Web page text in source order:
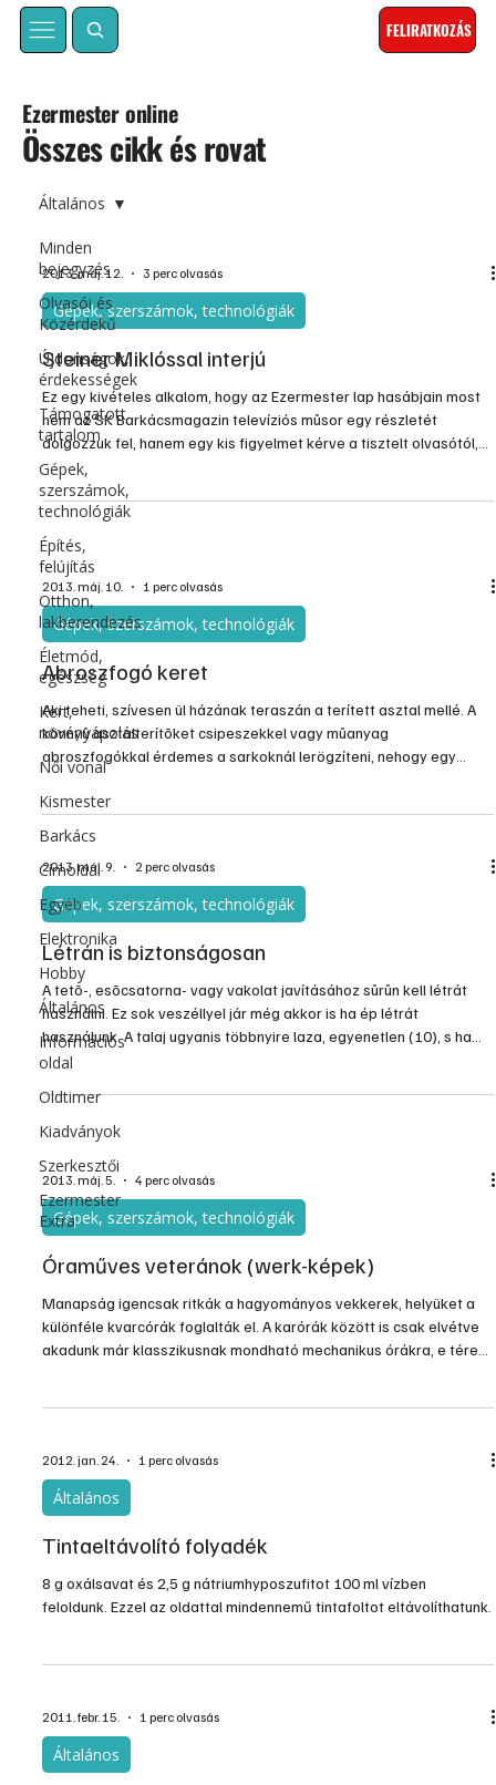
FELIRATKOZÁS
Összes cikk és rovat
Ezermester online
Minden
bejegyzés
Olvasói és
Közérdekű
Újdonságok,
érdekességek
Támogatott
tartalom
Gépek,
szerszámok,
technológiák
Építés,
felújítás
Otthon,
lakberendezés
Életmód,
egészség
Kert,
növényápolás
Női vonal
Kismester
Barkács
Címoldal
Egyéb
Elektronika
Hobby
Általános
Információs
oldal
Oldtimer
Kiadványok
Szerkesztői
Ezermester
Extra
Általános
2013. máj. 12. 3 perc olvasás
Gépek, szerszámok, technológiák
Steiner Miklóssal interjú
Ez egy kivételes alkalom, hogy az Ezermester lap hasábjain most
nem az SK Barkácsmagazin televíziós mûsor egy részletét
dolgozzuk fel, hanem egy kis figyelmet kérve a tisztelt olvasótól,
egy „mozgalom" indulásáról és annak okairól szeretnénk
beszélgetni a mozgalom elindítójával, Steiner Miklóssal, az SK
Barkácsmagazin fõszerkesztõjével.
2013. máj. 10. 1 perc olvasás
Gépek, szerszámok, technológiák
Abroszfogó keret
Aki teheti, szívesen ül házának teraszán a terített asztal mellé. A
könnyû asztalterítõket csipeszekkel vagy mûanyag
abroszfogókkal érdemes a sarkoknál lerögzíteni, nehogy egy
váratlanul feltámadó szélroham lesodorja.
2013. máj. 9. 2 perc olvasás
Gépek, szerszámok, technológiák
Létrán is biztonságosan
A tetõ-, esõcsatorna- vagy vakolat javításához sûrûn kell létrát
használni. Ez sok veszéllyel jár még akkor is ha ép létrát
használunk. A talaj ugyanis többnyire laza, egyenetlen (10), s ha
vigyázatlanul látunk munkához, jó esetben csak kellemetlen
ha nem csak a kötvényben bízunk, de a körülményeket is
megteremtjük a balesetmentes munkához. Legalább ilyen fontos,
2013. máj. 5. 4 perc olvasás
Gépek, szerszámok, technológiák
Óraműves veteránok (werk-képek)
Manapság igencsak ritkák a hagyományos vekkerek, helyüket a
különféle kvarcórák foglalták el. A karórák között is csak elvétve
akadunk már klasszikusnak mondható mechanikus órákra, e téren
szerkezetet. Feltámasztásukra semmi esélyünk,
2012. jan. 24. 1 perc olvasás
Általános
Tintaeltávolító folyadék
8 g oxálsavat és 2,5 g nátriumhyposzufitot 100 ml vízben
feloldunk. Ezzel az oldattal mindennemű tintafoltot eltávolíthatunk.
2011. febr. 15. 1 perc olvasás
Általános